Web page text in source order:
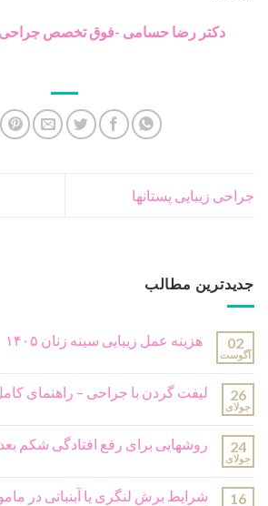
دکتر رضا حسامی -فوق تخصص جراحی
جراحی زیبایی پستانها
جدیدترین مطالب
02
آگوست
هزینه عمل زیبایی سینه زنان ۱۴۰۵
26
جولای
لیفت گردن با جراحی – راهنمای
24
جولای
روشهایی برای رفع افتادگی شکم بعد
16
شرایط برش لنگری یا آبنباتی در